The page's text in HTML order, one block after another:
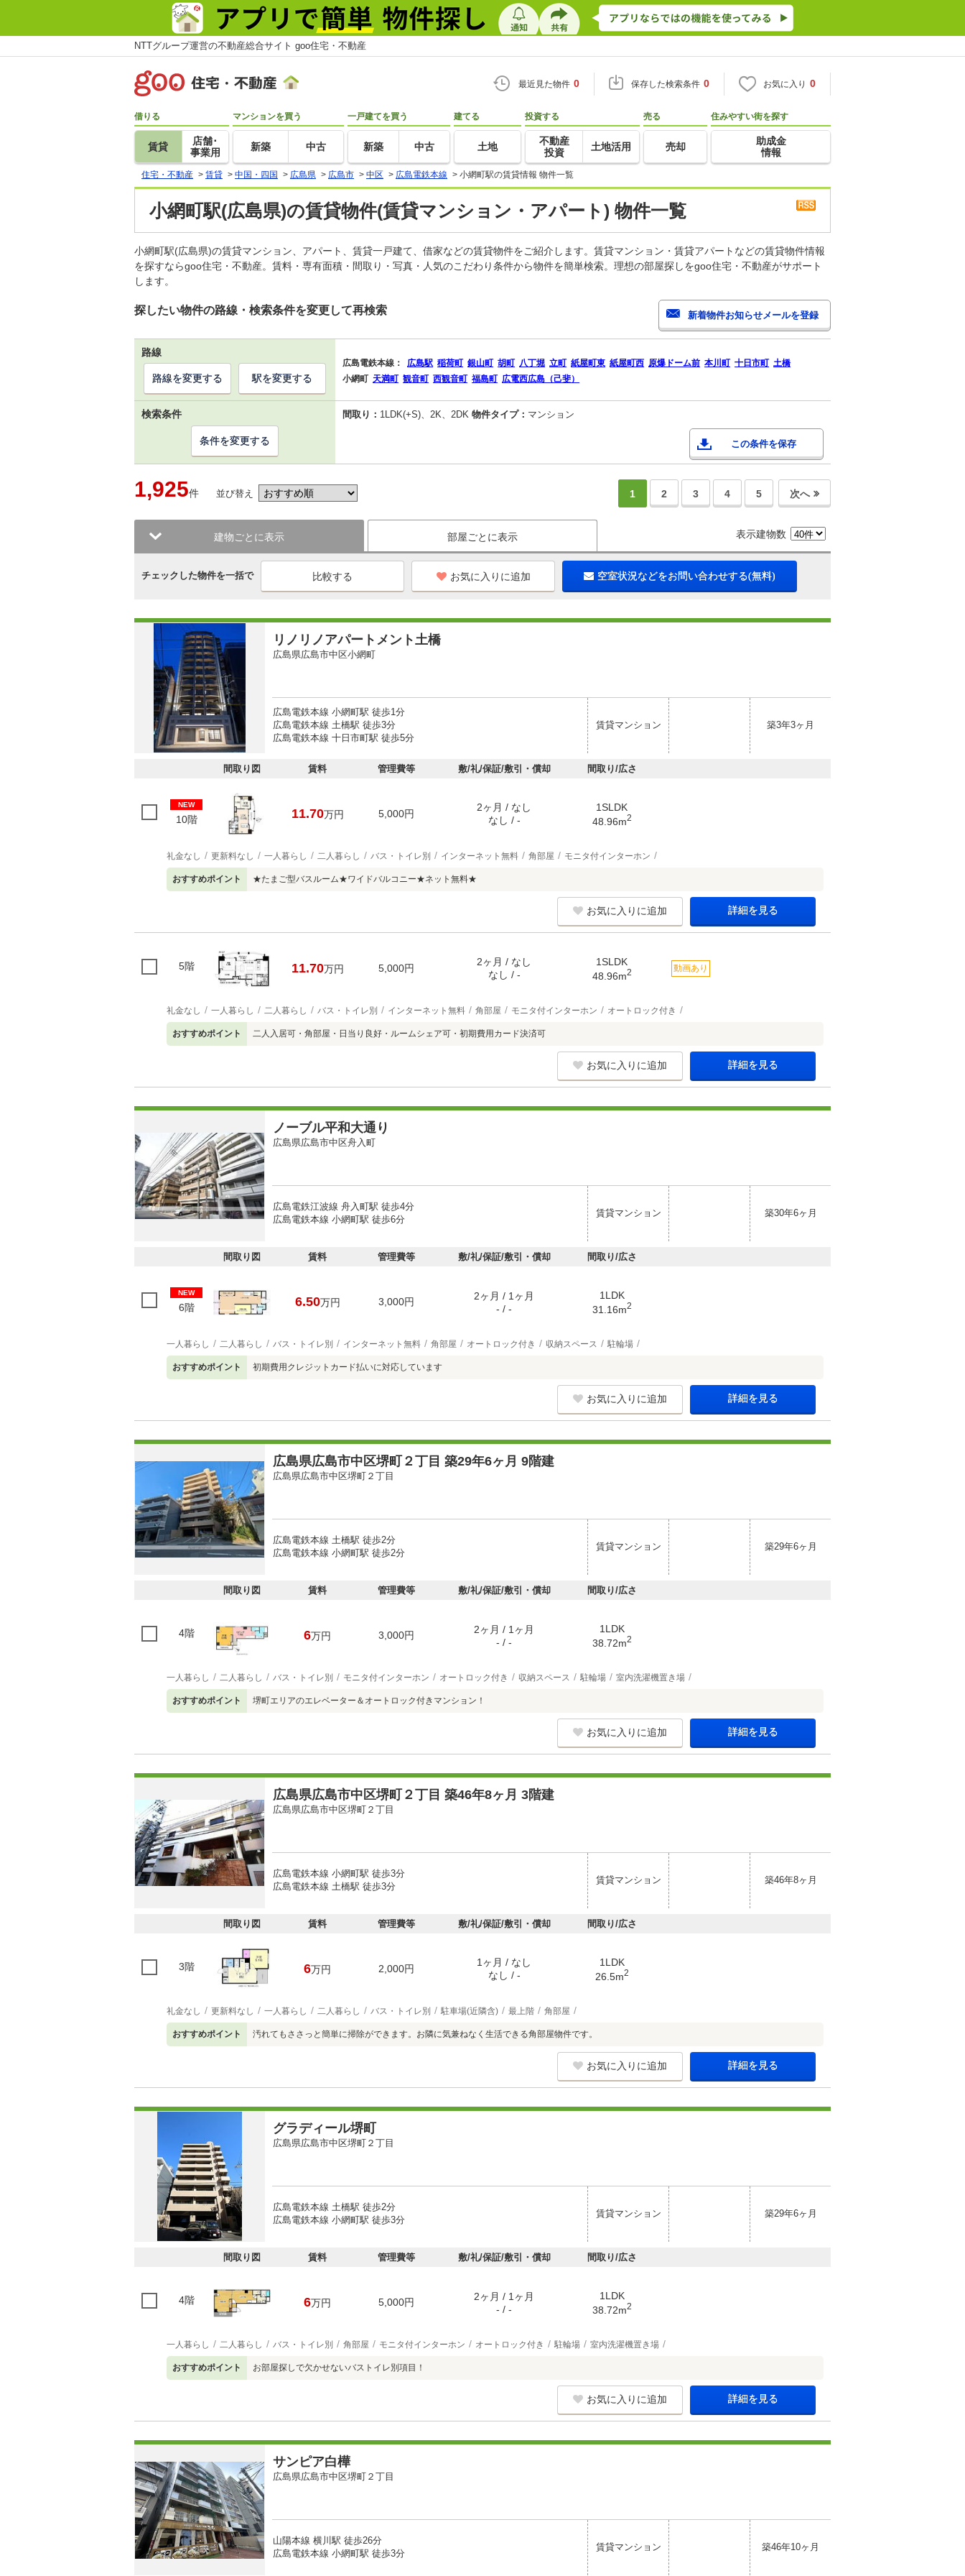
NTTグループ運営の不動産総合サイト goo住宅・不動産
最近見た物件 0 保存した検索条件 0 お気に入り 0
借りる
賃貸
店舗･
事業用
マンションを買う
新築 中古
一戸建てを買う
新築 中古
建てる
土地
投資する
不動産
投資
土地活用
売る
売却
住みやすい街を探す
助成金
情報
住宅・不動産 > 賃貸 > 中国・四国 > 広島県 > 広島市 > 中区 > 広島電鉄本線 > 小網町駅の賃貸情報 物件一覧
小網町駅(広島県)の賃貸物件(賃貸マンション・アパート) 物件一覧
小網町駅(広島県)の賃貸マンション、アパート、賃貸一戸建て、借家などの賃貸物件をご紹介します。賃貸マンション・賃貸アパートなどの賃貸物件情報
を探すならgoo住宅・不動産。賃料・専有面積・間取り・写真・人気のこだわり条件から物件を簡単検索。理想の部屋探しをgoo住宅・不動産がサポート
します。
探したい物件の路線・検索条件を変更して再検索
路線
広島電鉄本線： 広島駅 稲荷町 銀山町 胡町 八丁堀 立町 紙屋町東 紙屋町西 原爆ドーム前 本川町 十日市町 土橋
小網町 天満町 観音町 西観音町 福島町 広電西広島（己斐）
路線を変更する 駅を変更する
検索条件 間取り： 1LDK(+S)、2K、2DK 物件タイプ： マンション
この条件を保存
条件を変更する
1,925件 並び替え 1 2 3 4 5 次へ
建物ごとに表示 部屋ごとに表示 表示建物数
チェックした物件を一括で お気に入りに追加 空室状況などをお問い合わせする(無料)
リノリノアパートメント土橋
広島県広島市中区小網町
広島電鉄本線 小網町駅 徒歩1分
広島電鉄本線 土橋駅 徒歩3分
広島電鉄本線 十日市町駅 徒歩5分
賃貸マンション 築3年3ヶ月
間取り図 賃料 管理費等 敷/礼/保証/敷引・償却 間取り/広さ
NEW
10階 11.70万円 5,000円
2ヶ月 / なし
なし / -
1SLDK
48.96m2
礼金なし 更新料なし 一人暮らし 二人暮らし バス・トイレ別 インターネット無料 角部屋 モニタ付インターホン
おすすめポイント ★たまご型バスルーム★ワイドバルコニー★ネット無料★
お気に入りに追加 詳細を見る
5階 11.70万円 5,000円
2ヶ月 / なし
なし / -
1SLDK
48.96m2 動画あり
礼金なし 一人暮らし 二人暮らし バス・トイレ別 インターネット無料 角部屋 モニタ付インターホン オートロック付き
おすすめポイント 二人入居可・角部屋・日当り良好・ルームシェア可・初期費用カード決済可
お気に入りに追加 詳細を見る
ノーブル平和大通り
広島県広島市中区舟入町
広島電鉄江波線 舟入町駅 徒歩4分
広島電鉄本線 小網町駅 徒歩6分
賃貸マンション 築30年6ヶ月
間取り図 賃料 管理費等 敷/礼/保証/敷引・償却 間取り/広さ
NEW
6階 6.50万円 3,000円
2ヶ月 / 1ヶ月
- / -
1LDK
31.16m2
一人暮らし 二人暮らし バス・トイレ別 インターネット無料 角部屋 オートロック付き 収納スペース 駐輪場
おすすめポイント 初期費用クレジットカード払いに対応しています
お気に入りに追加 詳細を見る
広島県広島市中区堺町２丁目 築29年6ヶ月 9階建
広島県広島市中区堺町２丁目
広島電鉄本線 土橋駅 徒歩2分
広島電鉄本線 小網町駅 徒歩2分
賃貸マンション 築29年6ヶ月
間取り図 賃料 管理費等 敷/礼/保証/敷引・償却 間取り/広さ
4階 6万円 3,000円
2ヶ月 / 1ヶ月
- / -
1LDK
38.72m2
一人暮らし 二人暮らし バス・トイレ別 モニタ付インターホン オートロック付き 収納スペース 駐輪場 室内洗濯機置き場
おすすめポイント 堺町エリアのエレベーター＆オートロック付きマンション！
お気に入りに追加 詳細を見る
広島県広島市中区堺町２丁目 築46年8ヶ月 3階建
広島県広島市中区堺町２丁目
広島電鉄本線 小網町駅 徒歩3分
広島電鉄本線 土橋駅 徒歩3分
賃貸マンション 築46年8ヶ月
間取り図 賃料 管理費等 敷/礼/保証/敷引・償却 間取り/広さ
3階 6万円 2,000円
1ヶ月 / なし
なし / -
1LDK
26.5m2
礼金なし 更新料なし 一人暮らし 二人暮らし バス・トイレ別 駐車場(近隣含) 最上階 角部屋
おすすめポイント 汚れてもささっと簡単に掃除ができます。お隣に気兼ねなく生活できる角部屋物件です。
お気に入りに追加 詳細を見る
グラディール堺町
広島県広島市中区堺町２丁目
広島電鉄本線 土橋駅 徒歩2分
広島電鉄本線 小網町駅 徒歩3分
賃貸マンション 築29年6ヶ月
間取り図 賃料 管理費等 敷/礼/保証/敷引・償却 間取り/広さ
4階 6万円 5,000円
2ヶ月 / 1ヶ月
- / -
1LDK
38.72m2
一人暮らし 二人暮らし バス・トイレ別 角部屋 モニタ付インターホン オートロック付き 駐輪場 室内洗濯機置き場
おすすめポイント お部屋探しで欠かせないバストイレ別項目！
お気に入りに追加 詳細を見る
サンピア白樺
広島県広島市中区堺町２丁目
山陽本線 横川駅 徒歩26分
広島電鉄本線 小網町駅 徒歩3分
賃貸マンション 築46年10ヶ月